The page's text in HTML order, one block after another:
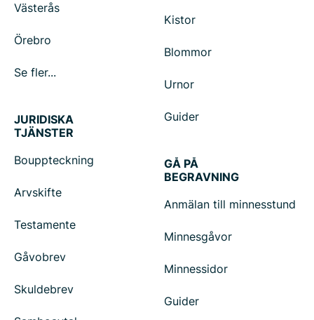
Västerås
Örebro
Se fler...
Kistor
Blommor
Urnor
Guider
JURIDISKA
TJÄNSTER
Bouppteckning
Arvskifte
Testamente
Gåvobrev
Skuldebrev
GÅ PÅ
BEGRAVNING
Anmälan till minnesstund
Minnesgåvor
Minnessidor
Guider